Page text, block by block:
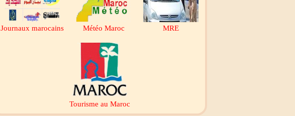
Journaux marocains Météo Maroc MRE
Tourisme au Maroc